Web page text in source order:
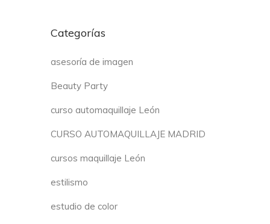
Categorías
asesoría de imagen
Beauty Party
curso automaquillaje León
CURSO AUTOMAQUILLAJE MADRID
cursos maquillaje León
estilismo
estudio de color